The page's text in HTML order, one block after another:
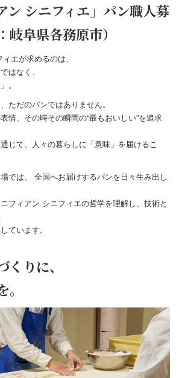
ン シニフィエ」パン職人募
岐阜県各務原市）
エが求めるのは、
はなく、
。
ただのパンではありません。
情、その時その瞬間の“最もおいしい”を追求
じて、人々の暮らしに「意味」を届けるこ
では、 全国へお届けするパンを日々生み出し
フィアン シニフィエの哲学を理解し、技術と
ています。
りに、